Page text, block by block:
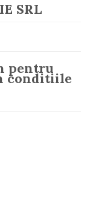
SRL
pentru
conditiile